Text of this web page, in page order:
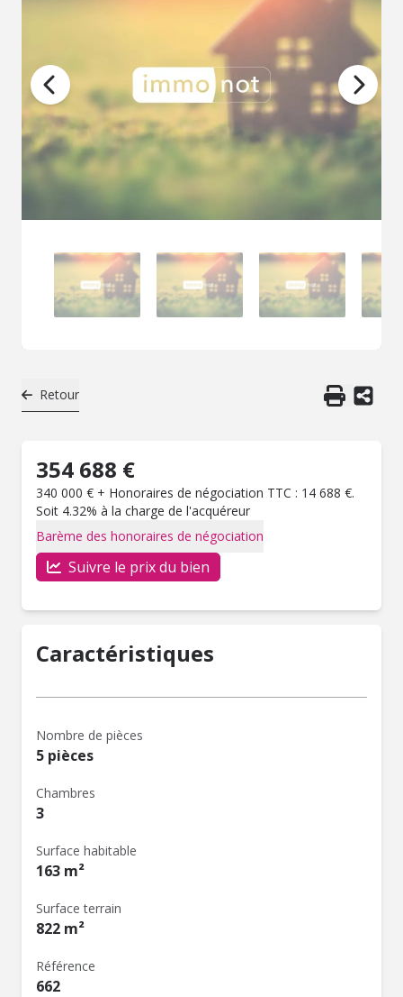
Retour
354 688 €
340 000 € + Honoraires de négociation TTC : 14 688 €.
Soit 4.32% à la charge de l'acquéreur
Barème des honoraires de négociation
Suivre le prix du bien
Caractéristiques
Nombre de pièces
5 pièces
Chambres
3
Surface habitable
163 m²
Surface terrain
822 m²
Référence
662